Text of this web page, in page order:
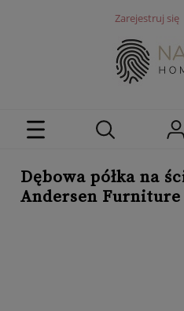
Zarejestruj się
Dębowa półka na
Andersen Furniture